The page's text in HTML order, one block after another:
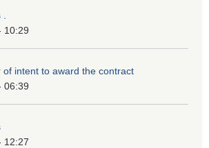
10:29
of intent to award the contract
06:39
12:27